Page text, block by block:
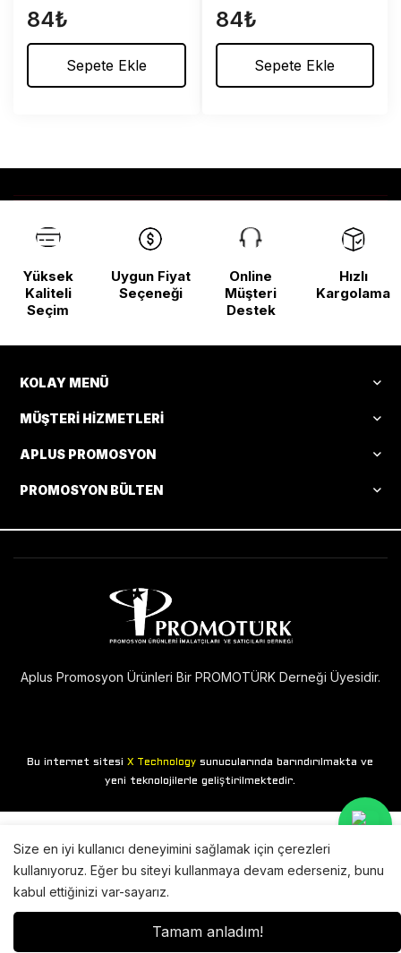
Takvimi
84₺
Sepete Ekle
Takvimi
84₺
Sepete Ekle
Yüksek
Kaliteli
Seçim
Uygun Fiyat
Seçeneği
Online
Müşteri
Destek
Hızlı
Kargolama
KOLAY MENÜ
MÜŞTERI HIZMETLERI
APLUS PROMOSYON
PROMOSYON BÜLTEN
Aplus Promosyon Ürünleri Bir PROMOTÜRK Derneği Üyesidir.
Bu internet sitesiX Technology sunucularında barındırılmakta ve
yeni teknolojilerle geliştirilmektedir.
Size en iyi kullanıcı deneyimini sağlamak için çerezleri
kullanıyoruz. Eğer bu siteyi kullanmaya devam ederseniz, bunu
kabul ettiğinizi var-sayarız.
Tamam anladım!